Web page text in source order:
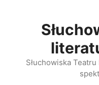
Słuchowiska